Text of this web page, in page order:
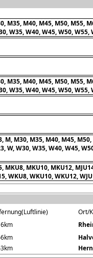
M35, M40, M45, M50, M55,
W35, W40, W45, W50,
M35, M40, M45, M50, M55,
W35, W40, W45, W50,
M, M30, M35, M40, M45,
W, W30, W35, W40, W45,
MKU8, MKU10, MKU12,
WKU8, WKU10, WKU12,
Ort/